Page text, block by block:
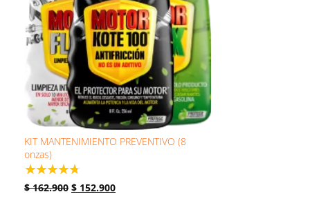
KIT MANTENIMIENTO PREVENTIVO (8
onzas)
☆☆☆☆☆
$162.900 $ 152.900